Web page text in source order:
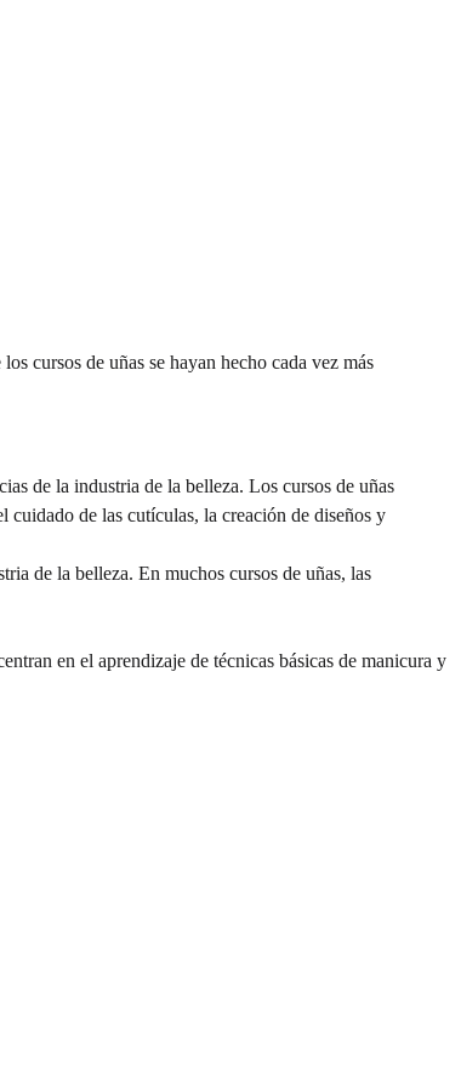
cursos de uñas se hayan hecho cada vez más
de la industria de la belleza. Los cursos de uñas
cuidado de las cutículas, la creación de diseños y
de la belleza. En muchos cursos de uñas, las
en el aprendizaje de técnicas básicas de manicura y